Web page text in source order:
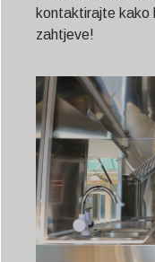
kontaktirajte kako
zahtjeve!